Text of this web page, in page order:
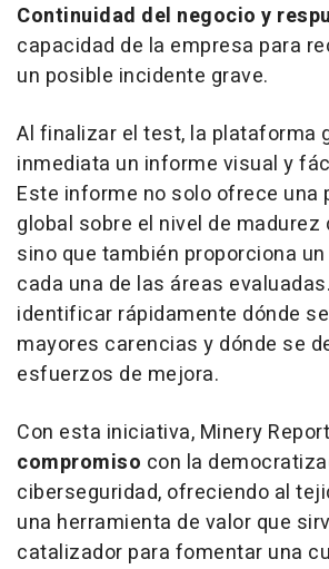
Continuidad del negocio y
capacidad de la empresa para
un posible incidente grave.
Al finalizar el test, la plataforma
inmediata un informe visual y
Este informe no solo ofrece una
global sobre el nivel de madurez
sino que también proporciona
cada una de las áreas
identificar rápidamente dónde
mayores carencias y dónde se
esfuerzos de mejora.
Con esta iniciativa, Minery Report
compromiso con la
ciberseguridad, ofreciendo al
una herramienta de valor que
catalizador para fomentar una